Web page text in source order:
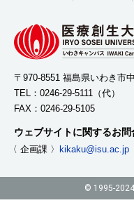
〒970-8551 福島県いわき市
TEL： 0246-29-5111 （代）
FAX：0246-29-5105
ウェブサイトに関するお問
〈 企画課 〉 kikaku@isu.ac.jp
© 1995-2024